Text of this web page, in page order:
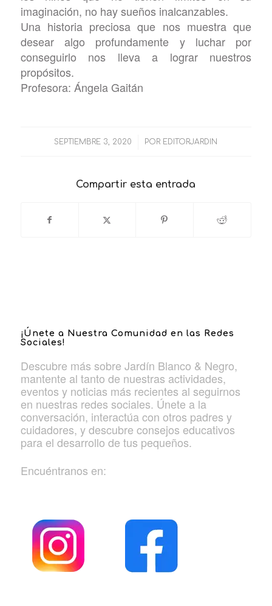
imaginación, no hay sueños inalcanzables.
Una historia preciosa que nos muestra que
desear algo profundamente y luchar por
conseguirlo nos lleva a lograr nuestros
propósitos.
Profesora: Ángela Gaitán
SEPTIEMBRE 3, 2020
/ POR EDITORJARDIN
Compartir esta entrada
¡Únete a Nuestra Comunidad en las Redes
Sociales!
Descubre más sobre Jardín Blanco & Negro,
mantente al tanto de nuestras actividades,
eventos y noticias más recientes al seguirnos
en nuestras redes sociales. Únete a la
conversación, interactúa con otros padres y
cuidadores, y descubre consejos educativos
para el desarrollo de tus pequeños.
Encuéntranos en: